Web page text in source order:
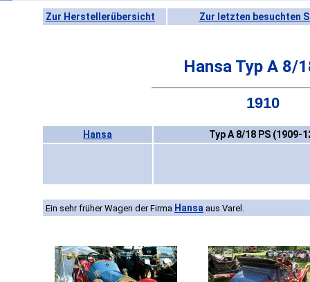
Zur Herstellerübersicht Zur letzten besuchten
Hansa Typ A 8/
1910
Hansa Typ A 8/18 PS (1909-
Ein sehr früher Wagen der Firma Hansa aus Varel.